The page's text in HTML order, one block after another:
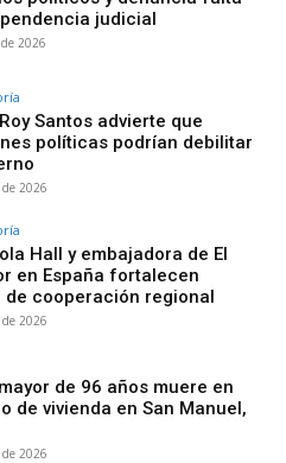
judicial
2026
Santos advierte que
políticas podrían debilitar
de 2026
Hall y embajadora de El
en España fortalecen
de cooperación regional
de 2026
de 96 años muere en
de vivienda en San Manuel,
de 2026